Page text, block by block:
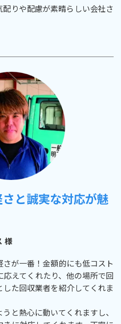
りや配慮が素晴らしい会社さ
と誠実な対応が魅
様
が一番！金額的にも低コスト
えてくれたり、他の場所で回
た回収業者を紹介してくれま
と熱心に動いてくれますし、